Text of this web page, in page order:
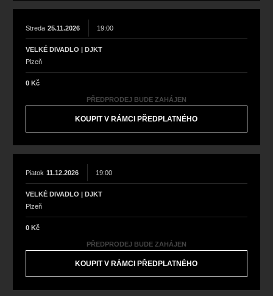
Streda 25.11.2026 19:00
VELKÉ DIVADLO | DJKT
Plzeň
0 Kč
PŘEDPRODEJ BUDE ZAHÁJEN
KOUPIT V RÁMCI PŘEDPLATNÉHO
Piatok 11.12.2026 19:00
VELKÉ DIVADLO | DJKT
Plzeň
0 Kč
PŘEDPRODEJ BUDE ZAHÁJEN
KOUPIT V RÁMCI PŘEDPLATNÉHO